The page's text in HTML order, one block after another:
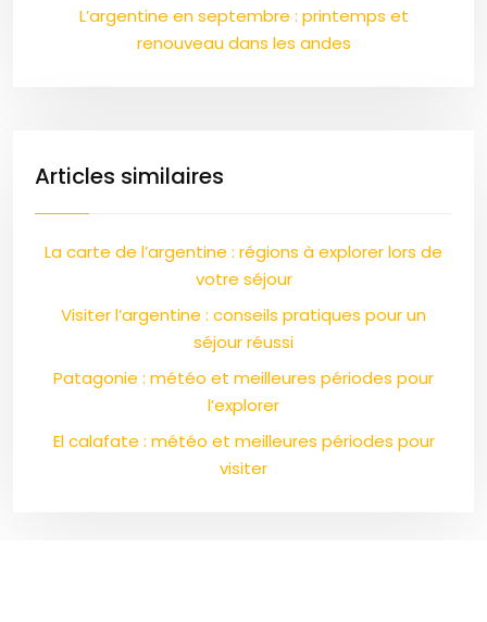
L’argentine en septembre : printemps et
renouveau dans les andes
Articles similaires
La carte de l’argentine : régions à explorer lors de
votre séjour
Visiter l’argentine : conseils pratiques pour un
séjour réussi
Patagonie : météo et meilleures périodes pour
l’explorer
El calafate : météo et meilleures périodes pour
visiter